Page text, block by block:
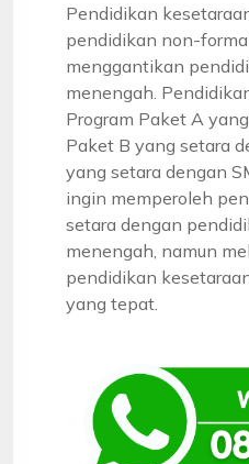
Pendidikan
pendidikan non-
menggantikan
menengah.
Program Paket A
Paket B yang setara
yang setara dengan
ingin memperoleh
setara dengan
menengah, namun
pendidikan
yang tepat.